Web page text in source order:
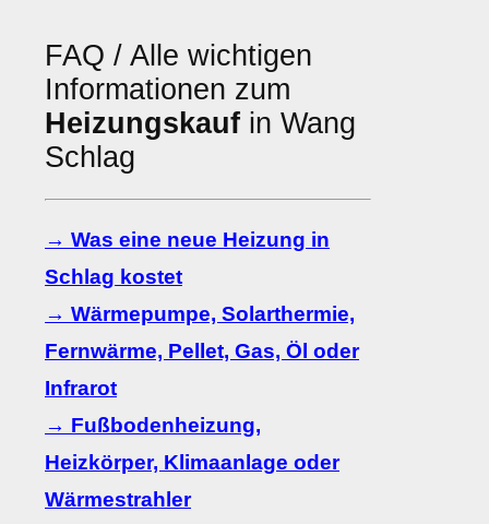
FAQ / Alle wichtigen
Informationen zum
Heizungskauf in Wang
Schlag
→ Was eine neue Heizung in
Schlag kostet
→ Wärmepumpe, Solarthermie,
Fernwärme, Pellet, Gas, Öl oder
Infrarot
→ Fußbodenheizung,
Heizkörper, Klimaanlage oder
Wärmestrahler